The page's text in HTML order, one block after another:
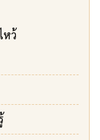
หว้